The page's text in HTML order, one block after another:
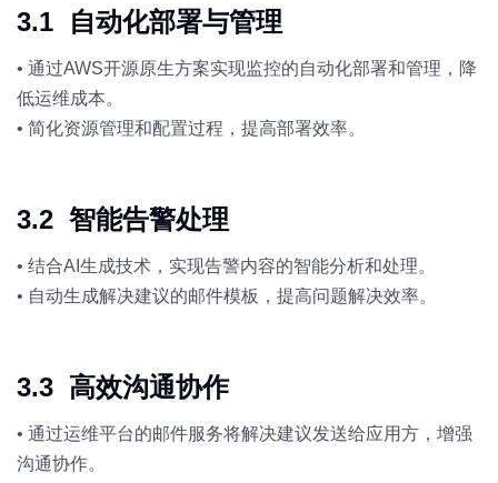
3.1 自动化部署与管理
• 通过AWS开源原生方案实现监控的自动化部署和管理，降
低运维成本。
• 简化资源管理和配置过程，提高部署效率。
3.2 智能告警处理
• 结合AI生成技术，实现告警内容的智能分析和处理。
• 自动生成解决建议的邮件模板，提高问题解决效率。
3.3 高效沟通协作
• 通过运维平台的邮件服务将解决建议发送给应用方，增强
沟通协作。